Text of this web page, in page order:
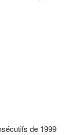
de 1999